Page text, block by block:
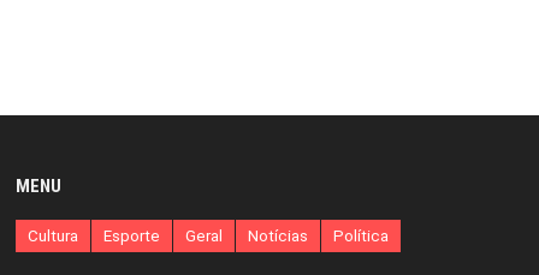
MENU
Cultura Esporte Geral Notícias Política